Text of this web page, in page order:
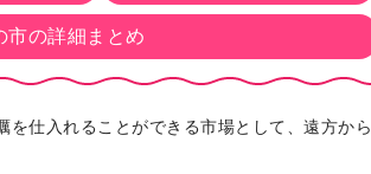
市の詳細まとめ
を仕入れることができる市場として、遠方から